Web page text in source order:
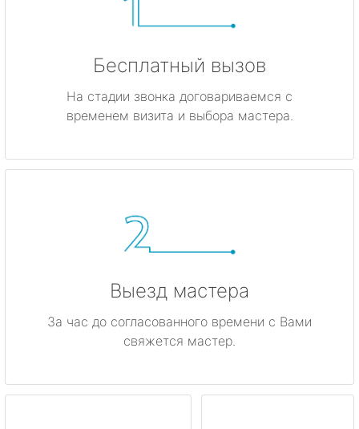
Бесплатный вызов
На стадии звонка договариваемся с
временем визита и выбора мастера.
Выезд мастера
За час до согласованного времени с Вами
свяжется мастер.